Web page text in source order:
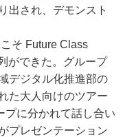
出され、デモンスト
そ Future Class
ができた。グループ
デジタル化推進部の
た大人向けのツアー
プに分かれて話し合い
プレゼンテーション